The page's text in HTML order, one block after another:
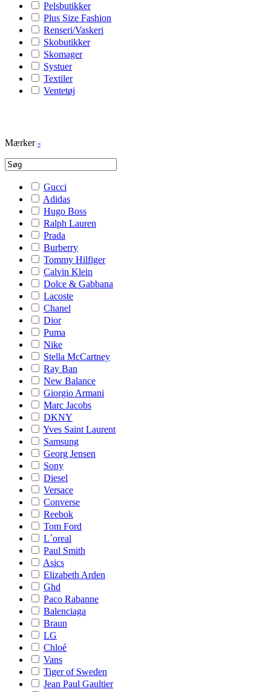
Pelsbutikker
Plus Size Fashion
Renseri/Vaskeri
Skobutikker
Skomager
Systuer
Textiler
Ventetøj
Mærker -
Gucci
Adidas
Hugo Boss
Ralph Lauren
Prada
Burberry
Tommy Hilfiger
Calvin Klein
Dolce & Gabbana
Lacoste
Chanel
Dior
Puma
Nike
Stella McCartney
Ray Ban
New Balance
Giorgio Armani
Marc Jacobs
DKNY
Yves Saint Laurent
Samsung
Georg Jensen
Sony
Diesel
Versace
Converse
Reebok
Tom Ford
L´oreal
Paul Smith
Asics
Elizabeth Arden
Ghd
Paco Rabanne
Balenciaga
Braun
LG
Chloé
Vans
Tiger of Sweden
Jean Paul Gaultier